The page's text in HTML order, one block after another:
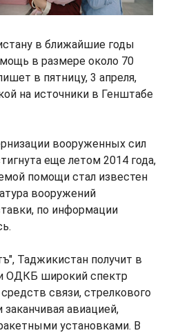
в ближайшие годы
в размере около 70
в пятницу, 3 апреля,
на источники в Генштабе
вооруженных сил
еще летом 2014 года,
помощи стал известен
вооружений
по информации
Таджикистан получит в
ОДКБ широкий спектр
связи, стрелкового
авиацией,
установками. В